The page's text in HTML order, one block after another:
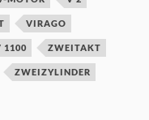
VIRAGO
1100 ZWEITAKT
ZWEIZYLINDER